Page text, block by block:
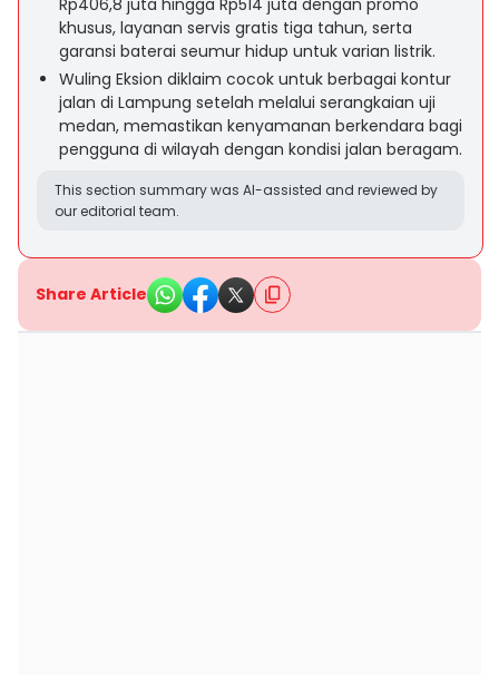
Rp406,8 juta hingga Rp514 juta dengan promo
khusus, layanan servis gratis tiga tahun, serta
garansi baterai seumur hidup untuk varian listrik.
Wuling Eksion diklaim cocok untuk berbagai kontur
jalan di Lampung setelah melalui serangkaian uji
medan, memastikan kenyamanan berkendara bagi
pengguna di wilayah dengan kondisi jalan beragam.
This section summary was AI-assisted and reviewed by
our editorial team.
Share Article